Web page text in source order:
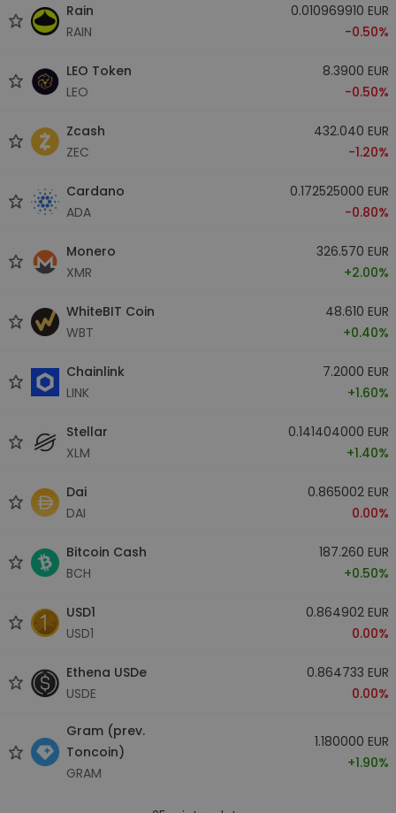
Rain
RAIN
0.010969910 EUR
-0.50%
LEO Token
LEO
8.3900 EUR
-0.50%
Zcash
ZEC
432.040 EUR
-1.20%
Cardano
ADA
0.172525000 EUR
-0.80%
Monero
XMR
326.570 EUR
+2.00%
WhiteBIT Coin
WBT
48.610 EUR
+0.40%
Chainlink
LINK
7.2000 EUR
+1.60%
Stellar
XLM
0.141404000 EUR
+1.40%
Dai
DAI
0.865002 EUR
0.00%
Bitcoin Cash
BCH
187.260 EUR
+0.50%
USD1
USD1
0.864902 EUR
0.00%
Ethena USDe
USDE
0.864733 EUR
0.00%
Gram (prev.
Toncoin)
GRAM
1.180000 EUR
+1.90%